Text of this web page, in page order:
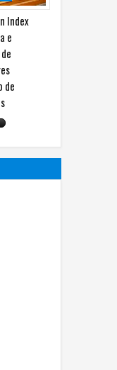
a clases con
reunirá a
en Plaza